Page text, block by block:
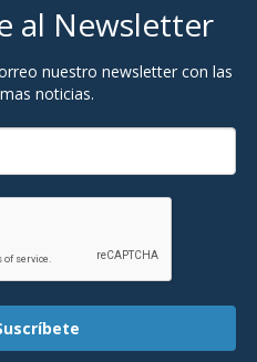
al Newsletter
nuestro newsletter con las
noticias.